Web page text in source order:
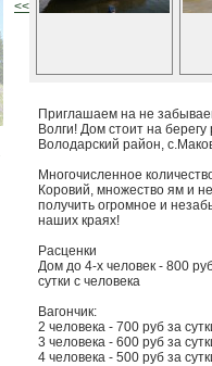
<<
Приглашаем на не
Волги! Дом стоит на
Володарский район,
Многочисленное
Коровий, множество ям и
получить огромное и
наших краях!
Расценки
Дом до 4-х человек - 800
сутки с человека
Вагончик:
2 человека - 700 руб за
3 человека - 600 руб за
4 человека - 500 руб за